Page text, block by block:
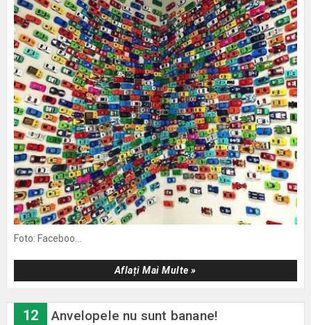
Foto: Faceboo...
Aflați Mai Multe »
12 Anvelopele nu sunt banane!